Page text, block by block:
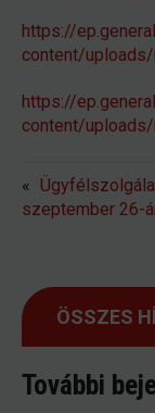
https://
content/
https://
content/
«
szeptember 26-
ÖSSZES
További